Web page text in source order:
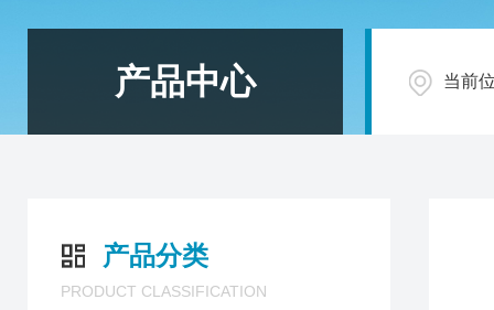
产品中心 当前
产品分类
PRODUCT CLASSIFICATION